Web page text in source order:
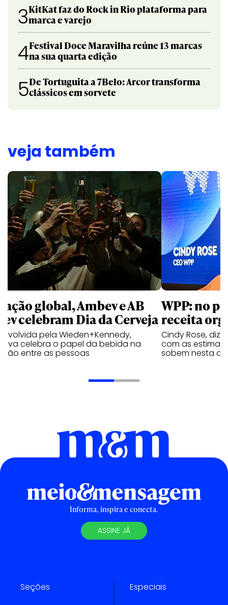
3KitKat faz do Rock in Rio plataforma para
marca e varejo
4Festival Doce Maravilha reúne 13 marcas
na sua quarta edição
5De Tortuguita a 7Belo: Arcor transforma
clássicos em sorvete
veja também
ação global, Ambev e AB
celebram Dia da Cerveja
pela Wieden+Kennedy,
celebra o papel da bebida na
entre as pessoas
WPP: no
receita
Cindy Rose, diz
com as
sobem nesta
Informa, inspira e conecta.
ASSINE JÁ
Seções Especiais